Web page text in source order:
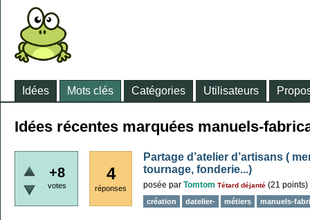
Idées Mots clés Catégories Utilisateurs
Idées récentes marquées manuels-
+8
votes
4
réponses
Partage d’atelier d’artisans (
tournage, fonderie...)
posée par Tomtom Tétard déjanté (21 points)
création datelier- métiers manuels-